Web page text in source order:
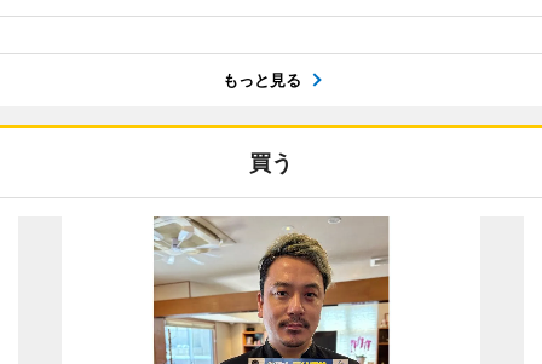
もっと見る
買う